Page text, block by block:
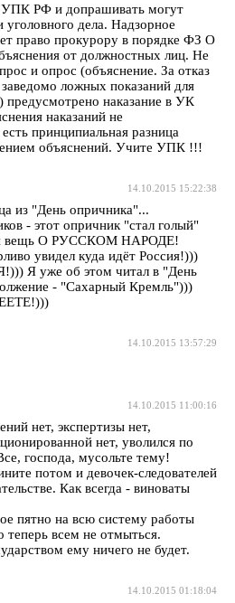
УПК РФ и допрашивать могут
уголовного дела. Надзорное
право прокурору в порядке ФЗ О
от должностных лиц. Не
и опрос (объяснение. За отказ
ложных показаний для
предусмотрено наказание в УК
наказаний не
принципиальная разница
объяснений. Учите УПК !!!
14.10.2015 15:22:38
из "День опричника"...
- этот опричник "стал голый"
вещь О РУССКОМ НАРОДЕ!
увидел куда идёт Россия!)))
Я уже об этом читал в "День
- "Сахарный Кремль")))
14.10.2015 13:57:29
14.10.2015 11:00:16
нет, экспертизы нет,
нет, уволился по
господа, мусольте тему!
потом и девочек-следователей
Как всегда - виноваты
пятно на всю систему работы
теперь всем не отмыться.
ему ничего не будет.
14.10.2015 01:18:04